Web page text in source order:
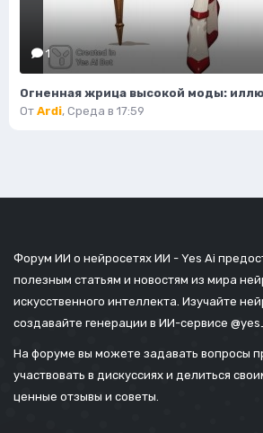
1
От Ardi, Среда в 17:59
Форум ИИ о нейросетях ИИ - Yes Ai
полезным статьям и новостям из мира
искусственного интеллекта. Изучайте
создавайте генерации в ИИ-сервисе
На форуме вы можете задавать вопросы
участвовать в дискуссиях и делиться
ценные отзывы и советы.